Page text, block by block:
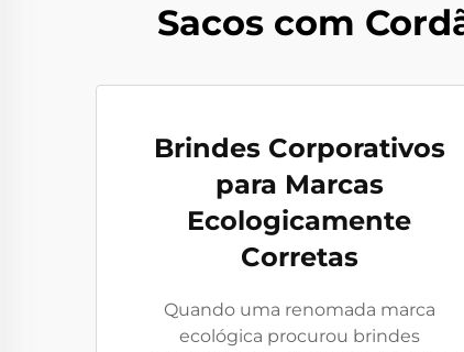
Sacos com
Brindes Corporativos
para Marcas
Ecologicamente
Corretas
Quando uma renomada marca
ecológica procurou brindes